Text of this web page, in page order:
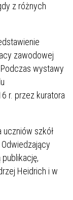
z różnych
zawodowej
wystawy
r. przez kuratora
szkół
Heidrich i w